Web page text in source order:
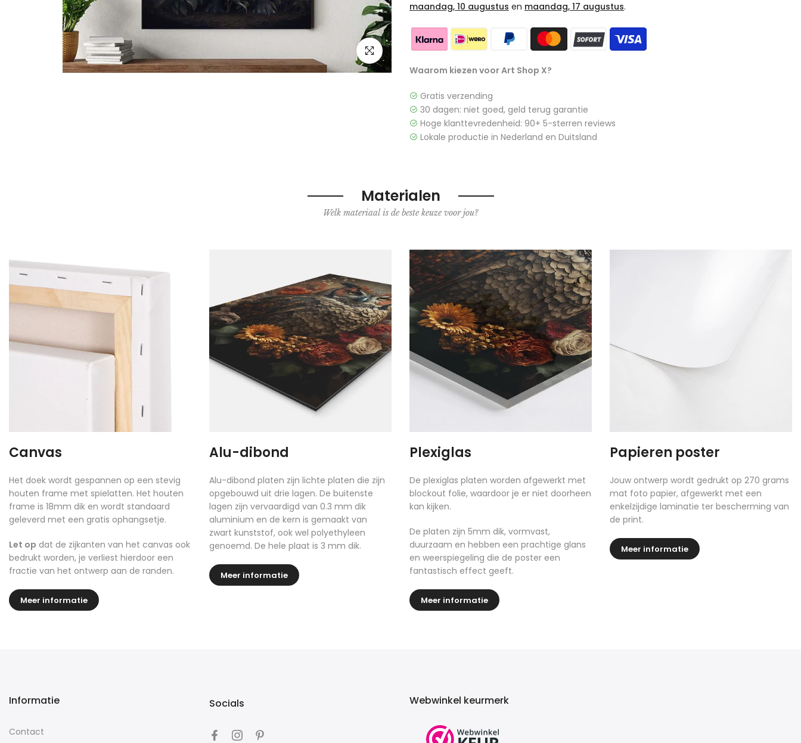
Klik om te vergroten
maandag, 10 augustus en maandag, 17 augustus.
Waarom kiezen voor Art Shop X?
Gratis verzending
30 dagen: niet goed, geld terug garantie
Hoge klanttevredenheid: 90+ 5-sterren reviews
Lokale productie in Nederland en Duitsland
Materialen
Welk materiaal is de beste keuze voor jou?
Canvas
Het doek wordt gespannen op een stevig
houten frame met spielatten. Het houten
frame is 18mm dik en wordt standaard
geleverd met een gratis ophangsetje.
Let op dat de zijkanten van het canvas ook
bedrukt worden, je verliest hierdoor een
fractie van het ontwerp aan de randen.
Meer informatie
Alu-dibond
Alu-dibond platen zijn lichte platen die zijn
opgebouwd uit drie lagen. De buitenste
lagen zijn vervaardigd van 0.3 mm dik
aluminium en de kern is gemaakt van
zwart kunststof, ook wel polyethyleen
genoemd. De hele plaat is 3 mm dik.
Meer informatie
Plexiglas
De plexiglas platen worden afgewerkt met
blockout folie, waardoor je er niet doorheen
kan kijken.
De platen zijn 5mm dik, vormvast,
duurzaam en hebben een prachtige glans
en weerspiegeling die de poster een
fantastisch effect geeft.
Meer informatie
Papieren poster
Jouw ontwerp wordt gedrukt op 270 grams
mat foto papier, afgewerkt met een
enkelzijdige laminatie ter bescherming van
de print.
Meer informatie
Informatie
Contact
Socials Webwinkel keurmerk